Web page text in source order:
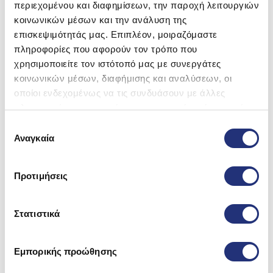
περιεχομένου και διαφημίσεων, την παροχή λειτουργιών
κοινωνικών μέσων και την ανάλυση της
επισκεψιμότητάς μας. Επιπλέον, μοιραζόμαστε
πληροφορίες που αφορούν τον τρόπο που
χρησιμοποιείτε τον ιστότοπό μας με συνεργάτες
κοινωνικών μέσων, διαφήμισης και αναλύσεων, οι
οποίοι ενδεχομένως να τις συνδυάσουν με άλλες
πληροφορίες που τους έχετε παραχωρήσει ή τις οποίες
των υπηρεσιών τους.
συγκατάθεσης
Αναγκαία
Προτιμήσεις
Στατιστικά
Εμπορικής προώθησης
-5%